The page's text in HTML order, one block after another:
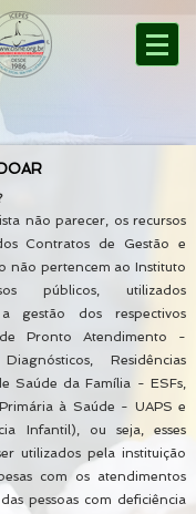
DOAR
não parecer, os recursos
Contratos de Gestão e
não pertencem ao Instituto
públicos, utilizados
gestão dos respectivos
Pronto Atendimento -
Residências
Saúde da Família - ESFs,
à Saúde - UAPS e
Infantil), ou seja, esses
utilizados pela instituição
com os atendimentos
pessoas com deficiência